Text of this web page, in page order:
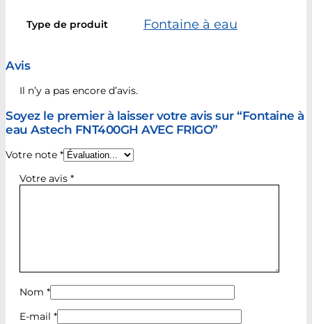
Type de produit Fontaine à eau
Avis
Il n’y a pas encore d’avis.
Soyez le premier à laisser votre avis sur “Fontaine à
eau Astech FNT400GH AVEC FRIGO”
Votre note *
Votre avis *
Nom *
E-mail *